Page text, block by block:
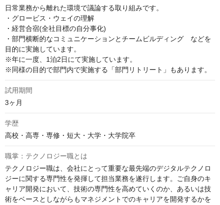
日常業務から離れた環境で議論する取り組みです。
・グロービス・ウェイの理解
・経営合宿(全社目標の自分事化)
・部門横断的なコミュニケーションとチームビルディング　などを
目的に実施しています。
※年に一度、1泊2日にて実施しています。
※同様の目的で部門内で実施する「部門リトリート」もあります。
試用期間
3ヶ月
学歴
高校・高専・専修・短大・大学・大学院卒
職掌：テクノロジー職とは
テクノロジー職は、会社にとって重要な最先端のデジタルテクノロ
ジーに関する専門性を発揮して担当業務を遂行します。ご自身のキ
ャリア開発において、技術の専門性を高めていくのか、あるいは技
術をベースとしながらもマネジメントでのキャリアを開発するかを